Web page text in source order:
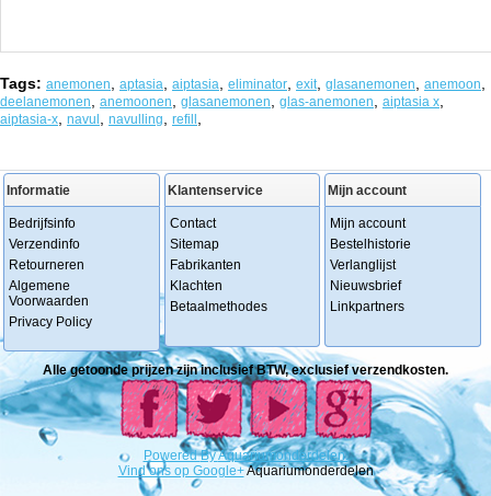
Tags: anemonen aptasia aiptasia eliminator exit glasanemonen anemoon
deelanemonen anemoonen glasanemonen glas-anemonen aiptasia x
aiptasia-x navul navulling refill
Informatie
Bedrijfsinfo
Verzendinfo
Retourneren
Algemene
Voorwaarden
Privacy Policy
Klantenservice
Contact
Sitemap
Fabrikanten
Klachten
Betaalmethodes
Mijn account
Mijn account
Bestelhistorie
Verlanglijst
Nieuwsbrief
Linkpartners
Alle getoonde prijzen zijn inclusief BTW, exclusief verzendkosten.
PoweredByAquariumonderdelen.
Vind ons op Google+Aquariumonderdelen